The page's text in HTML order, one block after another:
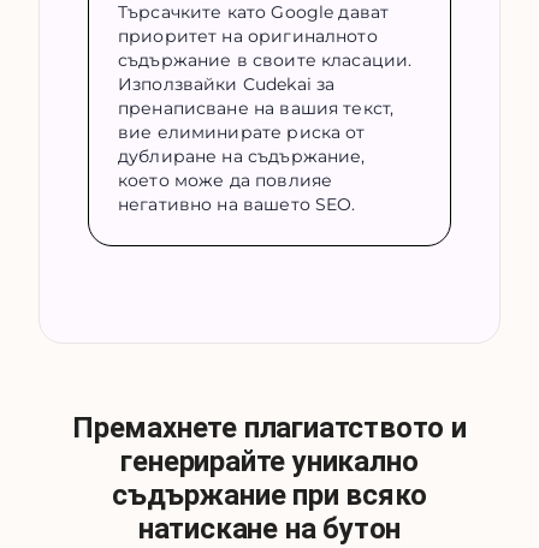
Търсачките като Google дават
приоритет на оригиналното
съдържание в своите класации.
Използвайки Cudekai за
пренаписване на вашия текст,
вие елиминирате риска от
дублиране на съдържание,
което може да повлияе
негативно на вашето SEO.
Премахнете плагиатството и
генерирайте уникално
съдържание при всяко
натискане на бутон